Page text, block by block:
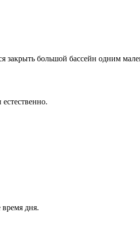
закрыть большой бассейн одним
дня.